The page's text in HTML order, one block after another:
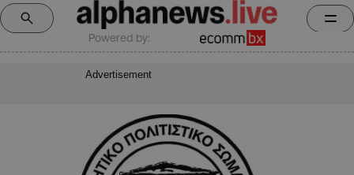
Powered by:
Advertisement